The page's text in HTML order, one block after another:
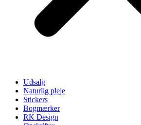
Udsalg
Naturlig pleje
Stickers
Bogmærker
RK Design